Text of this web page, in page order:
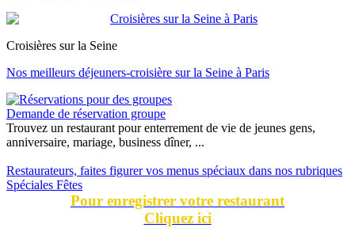
Croisières sur la Seine
Nos meilleurs déjeuners-croisière sur la Seine à Paris
Demande de réservation groupe
Trouvez un restaurant pour enterrement de vie de jeunes gens,
anniversaire, mariage, business dîner, ...
Restaurateurs, faites figurer vos menus spéciaux dans nos rubriques
Spéciales Fêtes
Pour enregistrer votre restaurant
Cliquez ici